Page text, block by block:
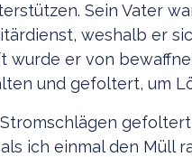
Sein Vater
weshalb er
wurde er von
und gefoltert, um
ich einmal den Müll